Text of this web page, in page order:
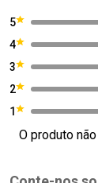
5
4
3
2
1
O produto